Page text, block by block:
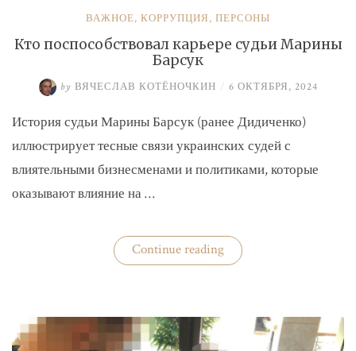
ВАЖНОЕ, КОРРУПЦИЯ, ПЕРСОНЫ
Кто поспособствовал карьере судьи Марины
Барсук
by ВЯЧЕСЛАВ КОТЁНОЧКИН / 6 ОКТЯБРЯ, 2024
История судьи Марины Барсук (ранее Дидиченко)
иллюстрирует тесные связи украинских судей с
влиятельными бизнесменами и политиками, которые
оказывают влияние на …
Continue reading«Кто
поспособствовал
Барсук»